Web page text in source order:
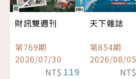
財訊雙週刊
第769期
2026/07/30
NT$ 119
天下雜誌
第854期
2026/08/05
NT$